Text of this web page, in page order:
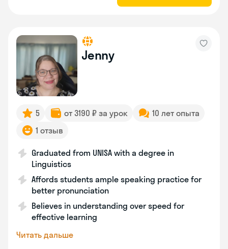
Jenny
5 от 3190 ₽ за урок
10 лет опыта
1 отзыв
Graduated from UNISA with a degree in
Linguistics
Affords students ample speaking practice for
better pronunciation
Believes in understanding over speed for
effective learning
Читать дальше